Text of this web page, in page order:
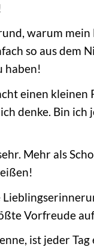
warum mein
so aus dem
haben!
einen kleinen
denke. Bin ich
Mehr als
Vorfreude
ist jeder Tag